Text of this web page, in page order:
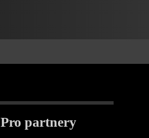
Pro partnery